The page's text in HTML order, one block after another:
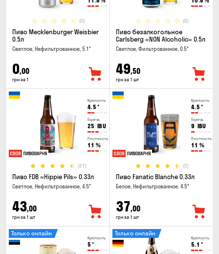
(0)
Пиво Mecklenburger Weisbier
0.5л
Светлое, Нефильтрованное, 5.1°
0,00
грн за 1
(0)
Пиво безалкогольное
Carlsberg «NON Alcoholic» 0.5л
Светлое, Фильтрованное, 0.5°
49,50
грн за 1 шт
Крепость
4.5 °
Горечь
25 IBU
Плотность
11 %
(27)
Пиво FDB «Hippie Pils» 0.33л
Светлое, Нефильтрованное, 4.5°
43,00
грн за 1 шт
Крепость
4.5 °
Горечь
9 IBU
Плотность
11 %
(2)
Пиво Fanatic Blanche 0.33л
Белое, Нефильтрованное, 4.5°
37,00
грн за 1 шт
Крепость
5 °
Только онлайн
Крепость
5.1 °
Только онлайн